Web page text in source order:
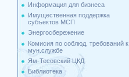
Информация для бизнеса
Имущественная поддержка
cубъектов МСП
Энергосбережение
Комисия по соблюд. требований к
мун.службе
Ям-Тесовский ЦКД
Библиотека